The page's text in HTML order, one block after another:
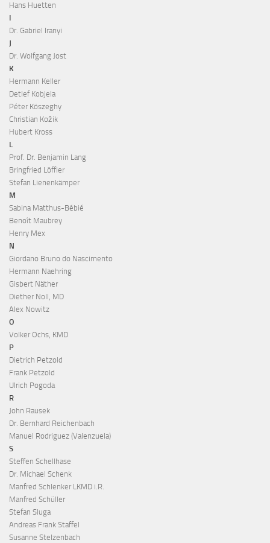
Hans Huetten
I
Dr. Gabriel Iranyi
J
Dr. Wolfgang Jost
K
Hermann Keller
Detlef Kobjela
Péter Köszeghy
Christian Kožik
Hubert Kross
L
Prof. Dr. Benjamin Lang
Bringfried Löffler
Stefan Lienenkämper
M
Sabina Matthus-Bébié
Benoît Maubrey
Henry Mex
N
Giordano Bruno do Nascimento
Hermann Naehring
Gisbert Näther
Diether Noll, MD
Alex Nowitz
O
Volker Ochs, KMD
P
Dietrich Petzold
Frank Petzold
Ulrich Pogoda
R
John Rausek
Dr. Bernhard Reichenbach
Manuel Rodriguez (Valenzuela)
S
Steffen Schellhase
Dr. Michael Schenk
Manfred Schlenker LKMD i.R.
Manfred Schüller
Stefan Sluga
Andreas Frank Staffel
Susanne Stelzenbach